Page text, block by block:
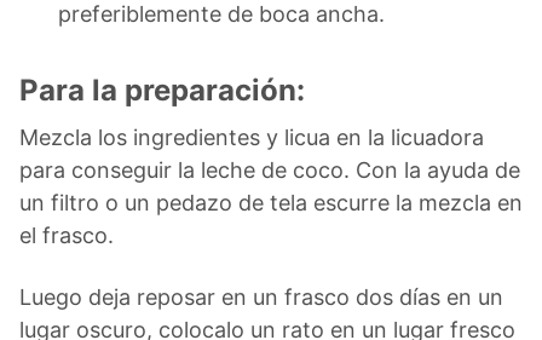
preferiblemente de boca ancha.
Para la preparación:
Mezcla los ingredientes y licua en la licuadora
para conseguir la leche de coco. Con la ayuda de
un filtro o un pedazo de tela escurre la mezcla en
el frasco.
Luego deja reposar en un frasco dos días en un
lugar oscuro, colocalo un rato en un lugar fresco